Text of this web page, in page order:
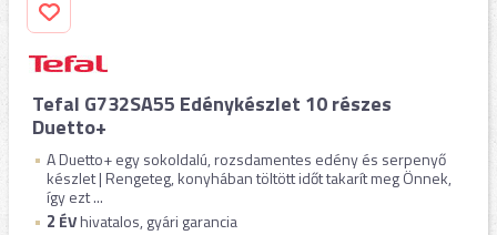
Tefal G732SA55 Edénykészlet 10 részes
Duetto+
A Duetto+ egy sokoldalú, rozsdamentes edény és serpenyő
készlet | Rengeteg, konyhában töltött időt takarít meg Önnek,
így ezt ...
2 ÉVhivatalos, gyári garancia